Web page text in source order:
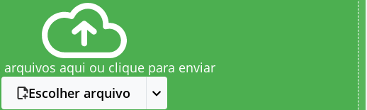
arquivos aqui ou clique para enviar
Escolher arquivo